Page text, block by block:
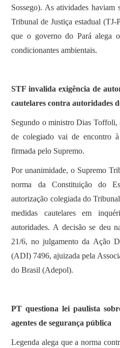
Sossego). As atividades haviam
Tribunal de Justiça estadual (TJ-
que o governo do Pará alega
condicionantes ambientais.
STF invalida exigência de
cautelares contra autoridades
Segundo o ministro Dias Toffoli,
de colegiado vai de encontro
firmada pelo Supremo.
Por unanimidade, o Supremo
norma da Constituição do
autorização colegiada do
medidas cautelares em
autoridades. A decisão se deu
21/6, no julgamento da Ação
(ADI) 7496, ajuizada pela
do Brasil (Adepol).
PT questiona lei paulista
agentes de segurança pública
Legenda alega que a norma